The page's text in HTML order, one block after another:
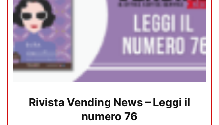
Rivista Vending News – Leggi il
numero 76